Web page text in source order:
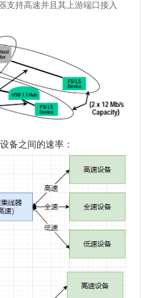
支持高速并且其上游端口接入
备之间的速率：